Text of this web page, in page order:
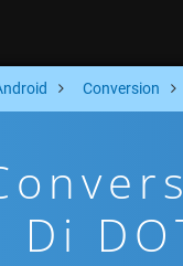
Conversion